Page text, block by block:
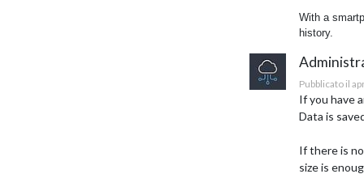
With a
history.
Pubblicato il
If you have
Data is
If there is
size is